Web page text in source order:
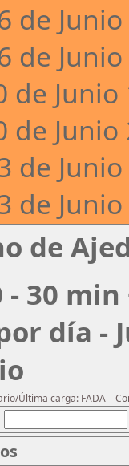
de
de
de Junio
de Junio
de
de
de
30 min
día -
Última carga: FADA –